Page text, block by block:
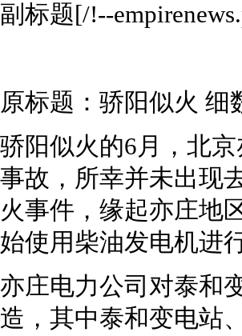
副标题[/!--
原标题：骄阳似火
骄阳似火的6月，北
事故，所幸并未出现
火事件，缘起亦庄地
始使用柴油发电机进
亦庄电力公司对泰和
造，其中泰和变电站